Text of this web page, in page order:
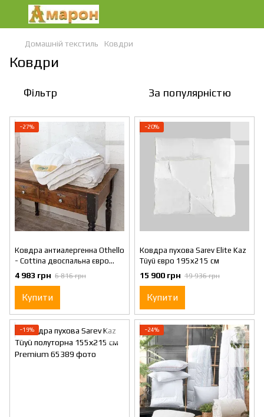
Домашній текстиль Ковдри
Ковдри
Фільтр За популярністю
−27%
Ковдра антиалергенна Othello
- Cottina двоспальна євро
195х215 см
4 983 грн 6 816 грн
Купити
−20%
Ковдра пухова Sarev Elite Kaz
Tüyü євро 195х215 см
15 900 грн 19 936 грн
Купити
−19% −24%